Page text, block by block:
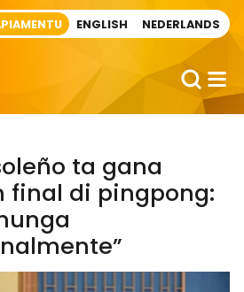
ENGLISH NEDERLANDS
ta gana
final di pingpong: